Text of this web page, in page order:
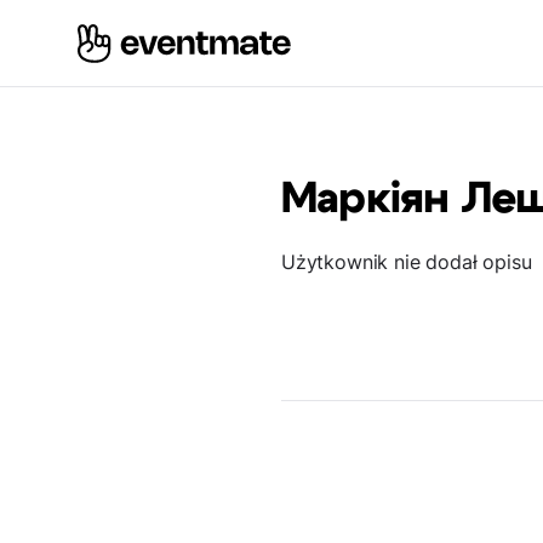
Маркіян
Użytkownik nie dodał opisu